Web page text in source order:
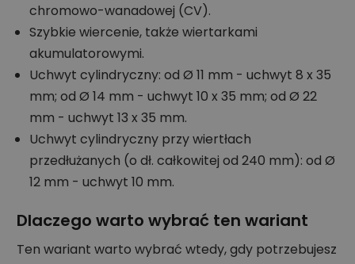
chromowo-wanadowej (CV).
Szybkie wiercenie, także wiertarkami
akumulatorowymi.
Uchwyt cylindryczny: od Ø 11 mm - uchwyt 8 x 35
mm; od Ø 14 mm - uchwyt 10 x 35 mm; od Ø 22
mm - uchwyt 13 x 35 mm.
Uchwyt cylindryczny przy wiertłach
przedłużanych (o dł. całkowitej od 240 mm): od Ø
12 mm - uchwyt 10 mm.
Dlaczego warto wybrać ten wariant
Ten wariant warto wybrać wtedy, gdy potrzebujesz